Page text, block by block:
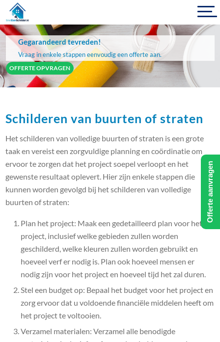
Gegarandeerd tevreden!
Vraag in enkele stappen eenvoudig een offerte aan.
OFFERTE OPVRAGEN
Schilderen van buurten of straten
Het schilderen van volledige buurten of straten is een grote
taak en vereist een zorgvuldige planning en coördinatie om
ervoor te zorgen dat het project soepel verloopt en het
gewenste resultaat oplevert. Hier zijn enkele stappen die
kunnen worden gevolgd bij het schilderen van volledige
buurten of straten:
Plan het project: Maak een gedetailleerd plan voor het
project, inclusief welke gebieden zullen worden
geschilderd, welke kleuren zullen worden gebruikt en
hoeveel verf er nodig is. Plan ook hoeveel mensen er
nodig zijn voor het project en hoeveel tijd het zal duren.
Stel een budget op: Bepaal het budget voor het project en
zorg ervoor dat u voldoende financiële middelen heeft om
het project te voltooien.
Verzamel materialen: Verzamel alle benodigde
Offerte aanvragen